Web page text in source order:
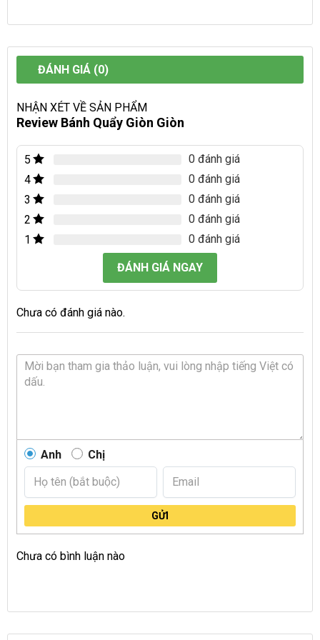
ĐÁNH GIÁ (0)
NHẬN XÉT VỀ SẢN PHẨM
Review Bánh Quẩy Giòn Giòn
5
0 đánh giá
4
0 đánh giá
3
0 đánh giá
2
0 đánh giá
1
0 đánh giá
ĐÁNH GIÁ NGAY
Chưa có đánh giá nào.
Anh Chị
GỬI
Chưa có bình luận nào